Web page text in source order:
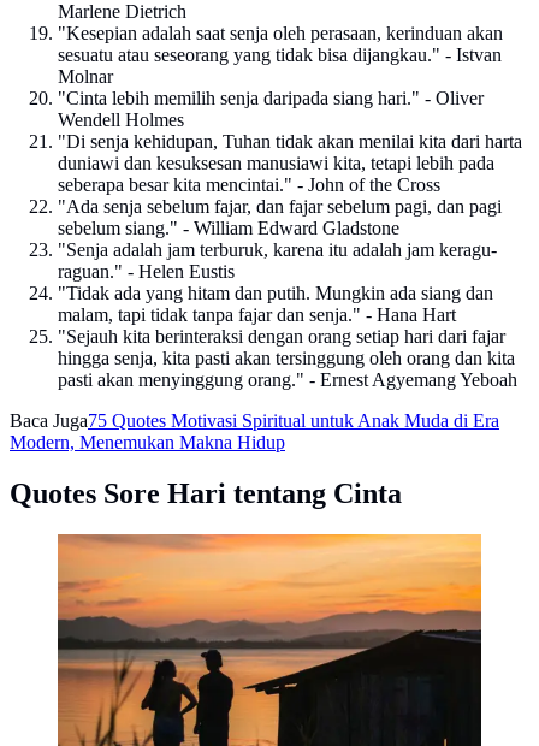
Marlene Dietrich
"Kesepian adalah saat senja oleh perasaan, kerinduan akan
sesuatu atau seseorang yang tidak bisa dijangkau." - Istvan
Molnar
"Cinta lebih memilih senja daripada siang hari." - Oliver
Wendell Holmes
"Di senja kehidupan, Tuhan tidak akan menilai kita dari harta
duniawi dan kesuksesan manusiawi kita, tetapi lebih pada
seberapa besar kita mencintai." - John of the Cross
"Ada senja sebelum fajar, dan fajar sebelum pagi, dan pagi
sebelum siang." - William Edward Gladstone
"Senja adalah jam terburuk, karena itu adalah jam keragu-
raguan." - Helen Eustis
"Tidak ada yang hitam dan putih. Mungkin ada siang dan
malam, tapi tidak tanpa fajar dan senja." - Hana Hart
"Sejauh kita berinteraksi dengan orang setiap hari dari fajar
hingga senja, kita pasti akan tersinggung oleh orang dan kita
pasti akan menyinggung orang." - Ernest Agyemang Yeboah
Baca Juga75 Quotes Motivasi Spiritual untuk Anak Muda di Era
Modern, Menemukan Makna Hidup
Quotes Sore Hari tentang Cinta